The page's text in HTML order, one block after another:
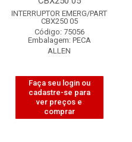
INTERRUPTOR EMERG/PART
CBX250 05
Código: 75056
Embalagem: PECA
ALLEN
Faça seu login ou
cadastre-se para
ver preços e
comprar